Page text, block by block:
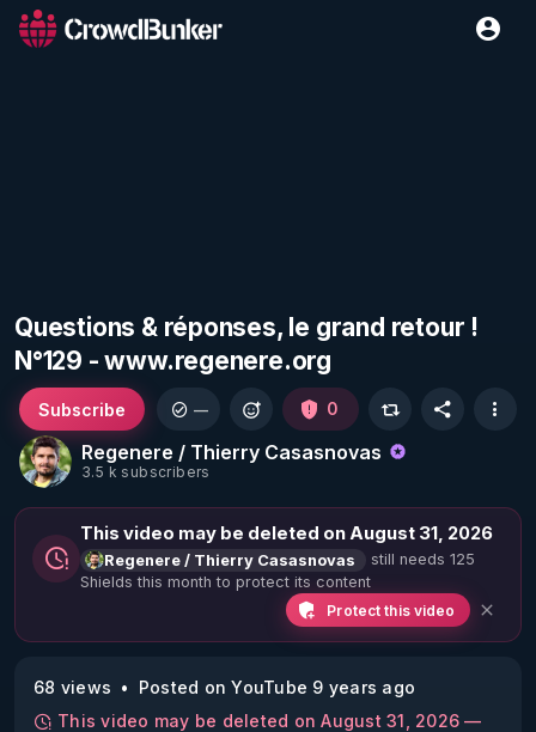
Questions & réponses, le grand retour !
N°129 - www.regenere.org
Regenere / Thierry Casasnovas
3.5 k subscribers
Subscribe — 0
This video may be deleted on August 31, 2026
Regenere / Thierry Casasnovas
still needs 125
Shields this month to protect its content
Protect this video
68 views
Posted on YouTube 9 years ago
This video may be deleted on August 31, 2026 —